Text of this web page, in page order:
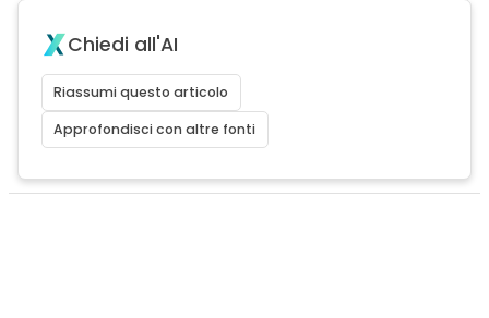
Chiedi all'AI
Riassumi questo articolo
Approfondisci con altre fonti